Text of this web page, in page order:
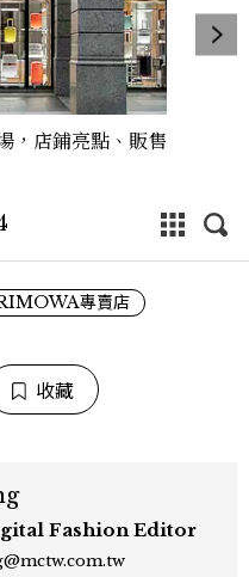
店鋪亮點、販售
專賣店
收藏
Fashion Editor